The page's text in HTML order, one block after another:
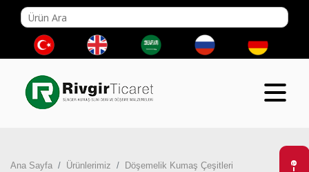
Ana Sayfa Ürünlerimiz
Döşemelik Kumaş Çeşitleri